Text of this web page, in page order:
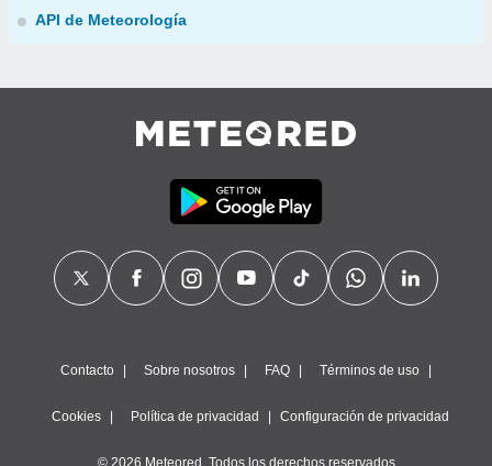
API de Meteorología
Contacto Sobre nosotros FAQ Términos de uso
Cookies Política de privacidad Configuración de privacidad
© 2026 Meteored. Todos los derechos reservados